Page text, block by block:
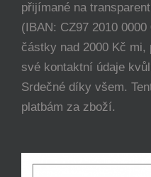
přijímané na
(IBAN: CZ97 2010
částky nad 2000 Kč
své kontaktní údaje
Srdečné díky všem.
platbám za zboží.